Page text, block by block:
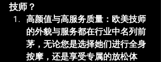
技师？
高颜值与高服务质量 ：欧美技师
的外貌与服务都在行业中名列前
茅，无论您是选择她们进行全身
按摩，还是享受专属的放松体